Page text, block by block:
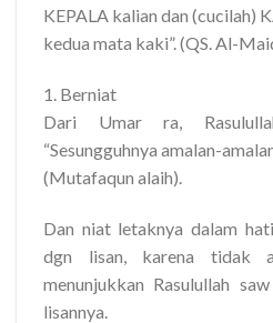
KEPALA kalian dan (cucilah)
kedua mata kaki”. (QS. Al-
1. Berniat
Dari Umar ra,
“Sesungguhnya amalan-
(Mutafaqun alaih).
Dan niat letaknya dalam
dgn lisan, karena tidak
menunjukkan Rasulullah
lisannya.